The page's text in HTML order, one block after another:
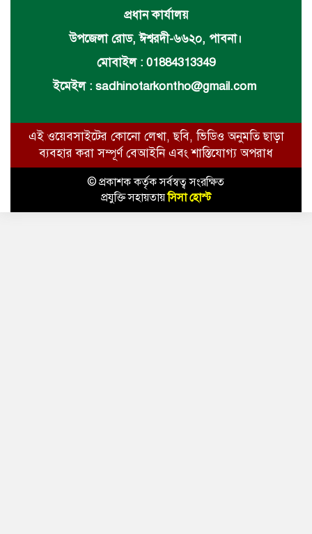
প্রধান কার্যালয়
উপজেলা রোড, ঈশ্বরদী-৬৬২০, পাবনা।
মোবাইল : 01884313349
ইমেইল : sadhinotarkontho@gmail.com
এই ওয়েবসাইটের কোনো লেখা, ছবি, ভিডিও অনুমতি ছাড়া
ব্যবহার করা সম্পূর্ণ বেআইনি এবং শাস্তিযোগ্য অপরাধ
© প্রকাশক কর্তৃক সর্বস্বত্ব সংরক্ষিত
প্রযুক্তি সহায়তায়সিসা হোস্ট